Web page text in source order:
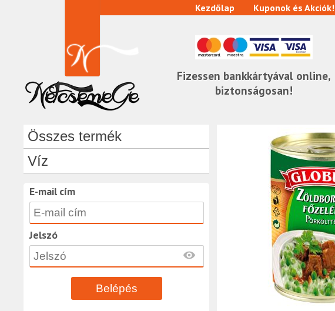
Fizessen bankkártyával online,
biztonságosan!
Kezdőlap Kuponok és Akciók!
Összes termék
Víz
E-mail cím
Jelszó